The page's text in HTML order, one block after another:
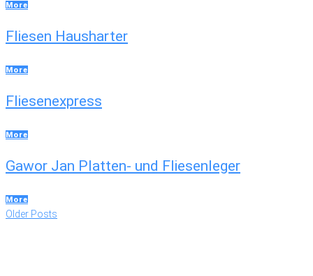
More
Fliesen Hausharter
More
Fliesenexpress
More
Gawor Jan Platten- und Fliesenleger
More
Beitragsnavigation
Older
Older Posts